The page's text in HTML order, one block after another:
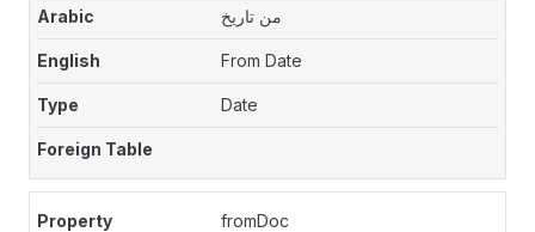
من تاريخ
From Date
Date
fromDoc